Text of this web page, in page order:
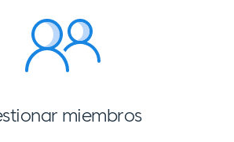
miembros